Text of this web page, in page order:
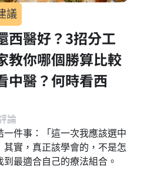
議
西醫好？3招分工
教你哪個勝算比較
中醫？何時看西
論
件事：「這一次我應該選中
實，真正該學會的，不是怎
最適合自己的療法組合。